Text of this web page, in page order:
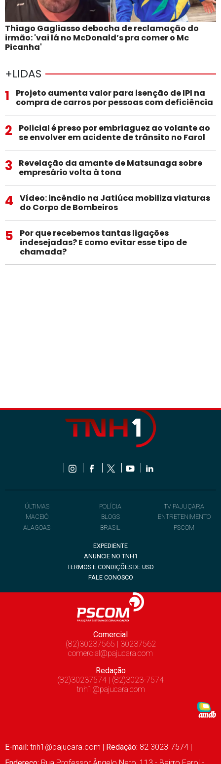
Thiago Gagliasso debocha de reclamação do
irmão: 'vai lá no McDonald’s pra comer o Mc
Picanha'
+LIDAS
1
Projeto aumenta valor para isenção de IPI na
compra de carros por pessoas com deficiência
2
Policial é preso por embriaguez ao volante ao
se envolver em acidente de trânsito no Farol
3
Revelação da amante de Matsunaga sobre
empresário volta à tona
4
Vídeo: incêndio na Jatiúca mobiliza viaturas
do Corpo de Bombeiros
5
Por que recebemos tantas ligações
indesejadas? E como evitar esse tipo de
chamada?
ÚLTIMAS
MACEIÓ
ALAGOAS
POLÍCIA
BLOGS
BRASIL
TV PAJUÇARA
ENTRETENIMENTO
PSCOM
EXPEDIENTE
ANUNCIE NO TNH1
TERMOS E CONDIÇÕES DE USO
FALE CONOSCO
Comercial
(82)30237565 | 30237562
comercial@pajucara.com
Redação
(82)30237574 | (82)3023-7574
tnh1@pajucara.com
E-mail: tnh1@pajucara.com Redação: 82 3023-7574 |